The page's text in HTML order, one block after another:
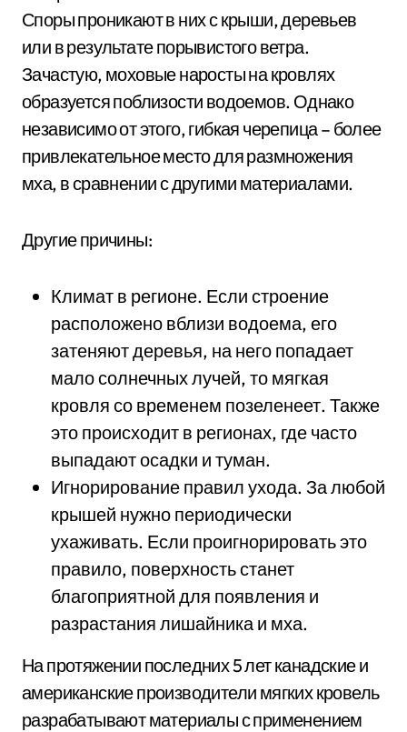
Споры проникают в них с крыши, деревьев
или в результате порывистого ветра.
Зачастую, моховые наросты на кровлях
образуется поблизости водоемов. Однако
независимо от этого, гибкая черепица – более
привлекательное место для размножения
мха, в сравнении с другими материалами.
Другие причины:
Климат в регионе. Если строение
расположено вблизи водоема, его
затеняют деревья, на него попадает
мало солнечных лучей, то мягкая
кровля со временем позеленеет. Также
это происходит в регионах, где часто
выпадают осадки и туман.
Игнорирование правил ухода. За любой
крышей нужно периодически
ухаживать. Если проигнорировать это
правило, поверхность станет
благоприятной для появления и
разрастания лишайника и мха.
На протяжении последних 5 лет канадские и
американские производители мягких кровель
разрабатывают материалы с применением